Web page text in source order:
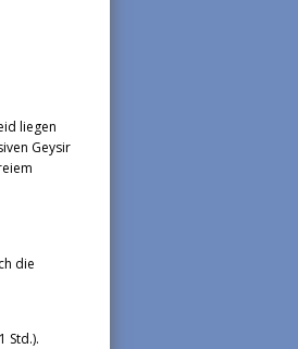
liegen
Geysir
die
Std.).